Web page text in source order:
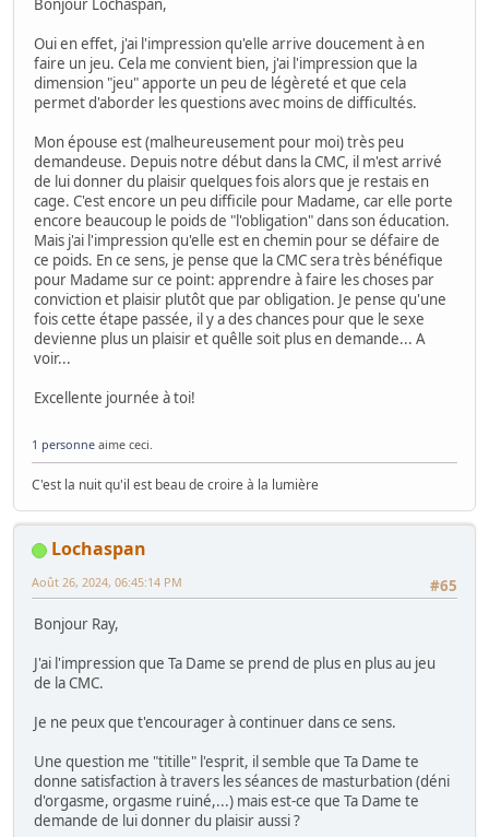
Bonjour Lochaspan,
Oui en effet, j'ai l'impression qu'elle arrive doucement à en
faire un jeu. Cela me convient bien, j'ai l'impression que la
dimension "jeu" apporte un peu de légèreté et que cela
permet d'aborder les questions avec moins de difficultés.
Mon épouse est (malheureusement pour moi) très peu
demandeuse. Depuis notre début dans la CMC, il m'est arrivé
de lui donner du plaisir quelques fois alors que je restais en
cage. C'est encore un peu difficile pour Madame, car elle porte
encore beaucoup le poids de "l'obligation" dans son éducation.
Mais j'ai l'impression qu'elle est en chemin pour se défaire de
ce poids. En ce sens, je pense que la CMC sera très bénéfique
pour Madame sur ce point: apprendre à faire les choses par
conviction et plaisir plutôt que par obligation. Je pense qu'une
fois cette étape passée, il y a des chances pour que le sexe
devienne plus un plaisir et quêlle soit plus en demande... A
voir...
Excellente journée à toi!
1 personne aime ceci.
C'est la nuit qu'il est beau de croire à la lumière
Lochaspan
#65
Août 26, 2024, 06:45:14 PM
Bonjour Ray,
J'ai l'impression que Ta Dame se prend de plus en plus au jeu
de la CMC.
Je ne peux que t'encourager à continuer dans ce sens.
Une question me "titille" l'esprit, il semble que Ta Dame te
donne satisfaction à travers les séances de masturbation (déni
d'orgasme, orgasme ruiné,...) mais est-ce que Ta Dame te
demande de lui donner du plaisir aussi ?